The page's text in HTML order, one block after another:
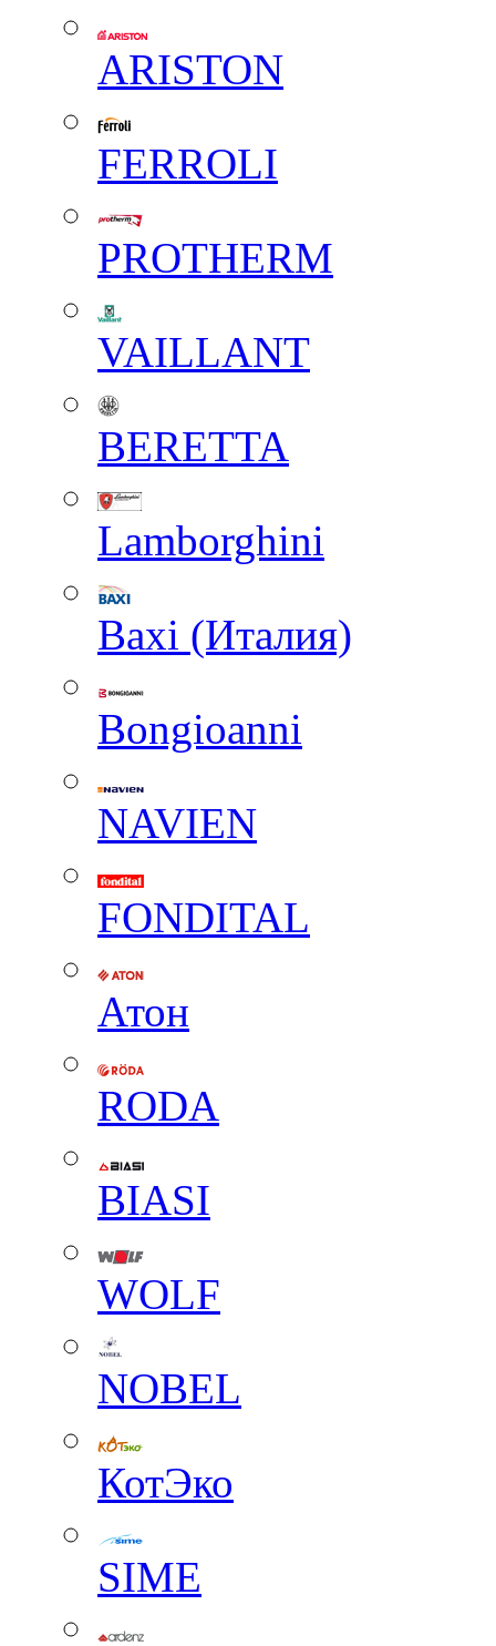
ARISTON
FERROLI
PROTHERM
VAILLANT
BERETTA
Lamborghini
Baxi (Италия)
Вongioanni
NAVIEN
FONDITAL
Атон
RODA
BIASI
WOLF
NOBEL
КотЭко
SIME